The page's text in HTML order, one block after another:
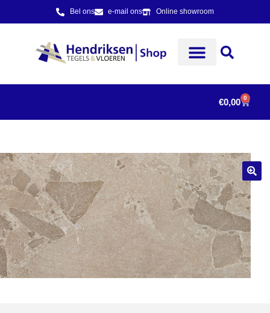
Bel ons e-mail ons Online showroom
€0,00 0